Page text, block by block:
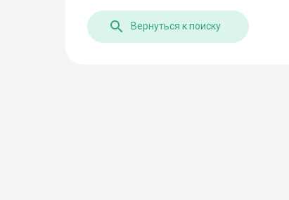
Вернуться к поиску